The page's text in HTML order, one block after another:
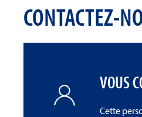
CONTACTEZ-
VOUS
Cette